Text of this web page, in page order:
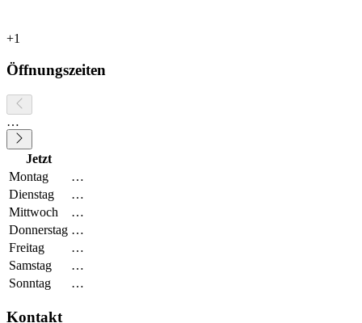
+1
Öffnungszeiten
…
Jetzt
Montag
…
Dienstag
…
Mittwoch
…
Donnerstag …
Freitag
…
Samstag
…
Sonntag
…
Kontakt